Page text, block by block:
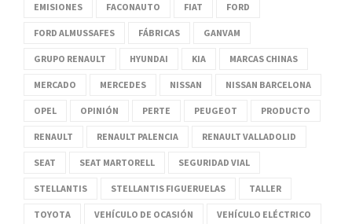
EMISIONES FACONAUTO FIAT FORD
FORD ALMUSSAFES FÁBRICAS GANVAM
GRUPO RENAULT HYUNDAI KIA MARCAS CHINAS
MERCADO MERCEDES NISSAN NISSAN BARCELONA
OPEL OPINIÓN PERTE PEUGEOT PRODUCTO
RENAULT RENAULT PALENCIA RENAULT VALLADOLID
SEAT SEAT MARTORELL SEGURIDAD VIAL
STELLANTIS STELLANTIS FIGUERUELAS TALLER
TOYOTA VEHÍCULO DE OCASIÓN VEHÍCULO ELÉCTRICO